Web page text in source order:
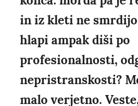
in iz kleti ne
hlapi ampak diši po
profesionalnosti,
nepristranskosti?
malo verjetno.